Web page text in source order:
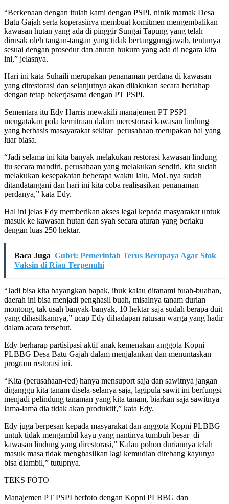
“Berkenaan dengan itulah kami dengan PSPI, ninik mamak Desa
Batu Gajah serta koperasinya membuat komitmen mengembalikan
kawasan hutan yang ada di pinggir Sungai Tapung yang telah
dirusak oleh tangan-tangan yang tidak bertanggungjawab, tentunya
sesuai dengan prosedur dan aturan hukum yang ada di negara kita
ini,” jelasnya.
Hari ini kata Suhaili merupakan penanaman perdana di kawasan
yang direstorasi dan selanjutnya akan dilakukan secara bertahap
dengan tetap bekerjasama dengan PT PSPI.
Sementara itu Edy Harris mewakili manajemen PT PSPI
mengatakan pola kemitraan dalam merestorasi kawasan lindung
yang berbasis masayarakat sekitar perusahaan merupakan hal yang
luar biasa.
“Jadi selama ini kita banyak melakukan restorasi kawasan lindung
itu secara mandiri, perusahaan yang melakukan sendiri, kita sudah
melakukan kesepakatan beberapa waktu lalu, MoUnya sudah
ditandatangani dan hari ini kita coba realisasikan penanaman
perdanya,” kata Edy.
Hal ini jelas Edy memberikan akses legal kepada masyarakat untuk
masuk ke kawasan hutan dan syah secara aturan yang berlaku
dengan luas 250 hektar.
Baca Juga Gubri: Pemerintah Terus Berupaya Agar Stok
Vaksin di Riau Terpenuhi
“Jadi bisa kita bayangkan bapak, ibuk kalau ditanami buah-buahan,
daerah ini bisa menjadi penghasil buah, misalnya tanam durian
montong, tak usah banyak-banyak, 10 hektar saja sudah berapa duit
yang dihasilkannya,” ucap Edy dihadapan ratusan warga yang hadir
dalam acara tersebut.
Edy berharap partisipasi aktif anak kemenakan anggota Kopni
PLBBG Desa Batu Gajah dalam menjalankan dan menuntaskan
program restorasi ini.
“Kita (perusahaan-red) hanya mensuport saja dan sawitnya jangan
diganggu kita tanam disela-selanya saja, lagipula sawit ini berfungsi
menjadi pelindung tanaman yang kita tanam, biarkan saja sawitnya
lama-lama dia tidak akan produktif,” kata Edy.
Edy juga berpesan kepada masyarakat dan anggota Kopni PLBBG
untuk tidak mengambil kayu yang nantinya tumbuh besar di
kawasan lindung yang direstorasi,” Kalau pohon duriannya telah
masuk masa tidak menghasilkan lagi kemudian ditebang kayunya
bisa diambil,” tutupnya.
TEKS FOTO
Manajemen PT PSPI berfoto dengan Kopni PLBBG dan